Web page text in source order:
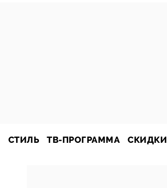
СТИЛЬ ТВ-ПРОГРАММА СКИДКИ